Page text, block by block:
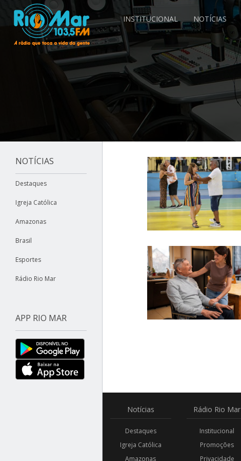
INSTITUCIONAL NOTÍCIAS
NOTÍCIAS
Destaques
Igreja Católica
Amazonas
Brasil
Esportes
Rádio Rio Mar
APP RIO MAR
Notícias
Destaques
Igreja Católica
Amazonas
Rádio Rio Mar
Institucional
Promoções
Privacidade